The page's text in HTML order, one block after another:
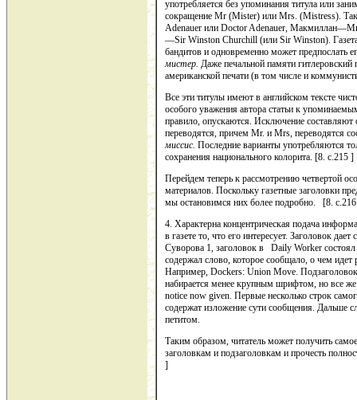
употребляется без упоми­нания титула или
сокращение Mr (Mister) или Mrs. (Mistress).
Adenauer или Doctor Adenauer,
—Sir Winston Churchill (или Sir Winston).
бандитов и одновременно может предпослать
мистер. Даже печальной памяти гитлеровский
американской печати (в том числе и
Все эти титулы имеют в английском тексте
особого уваже­ния автора статьи к
правило, опускаются. Исключе­ние
переводятся, причем Mr. и Mrs, переводятся
миссис. Последние варианты употребляются
сохранения национального колорита. [8. c.215 ]
Перейдем теперь к рассмотрению четвертой
материалов. Поскольку газетные заголовки
мы остановимся них более подробно. [8.
4. Характерна концентрическая подача
в газете то, что его интересует. Заголовок
Суворова 1, заголовок в Daily Worker состоял
содержал слово, которое сообщало, о чем идет
Например, Dockers: Union Move.
набирается менее крупным шрифтом, но все
notice now given. Первые несколько строк
содержат изложение сути сообщения. Дальше
петитом.
Таким образом, читатель может получить
заголовкам и подзаголовкам и прочесть
]